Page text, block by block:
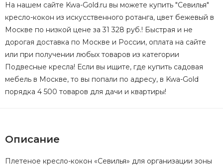
На нашем сайте Kwa-Gold.ru вы можете купить "Севилья"
кресло-кокон из искусственного ротанга, цвет бежевый в
Москве по низкой цене за 31 328 руб.! Быстрая и не
дорогая доставка по Москве и России, оплата на сайте
или при получении любых товаров из категории
Подвесные кресла! Если вы ищите, где купить садовая
мебель в Москве, то вы попали по адресу, в Kwa-Gold
порядка 4 500 товаров для дачи и квартиры!
Описание
Плетеное кресло-кокон «Севилья» для организации зоны